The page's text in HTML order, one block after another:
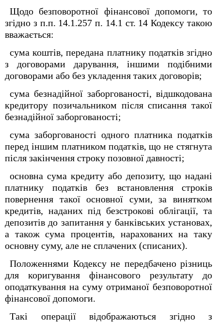
Щодо безповоротної фінансової допомоги, то
згідно з п.п. 14.1.257 п. 14.1 ст. 14 Кодексу такою
вважається:
сума коштів, передана платнику податків згідно
з договорами дарування, іншими подібними
договорами або без укладення таких договорів;
сума безнадійної заборгованості, відшкодована
кредитору позичальником після списання такої
безнадійної заборгованості;
сума заборгованості одного платника податків
перед іншим платником податків, що не стягнута
після закінчення строку позовної давності;
основна сума кредиту або депозиту, що надані
платнику податків без встановлення строків
повернення такої основної суми, за винятком
кредитів, наданих під безстрокові облігації, та
депозитів до запитання у банківських установах,
а також сума процентів, нарахованих на таку
основну суму, але не сплачених (списаних).
Положеннями Кодексу не передбачено різниць
для коригування фінансового результату до
оподаткування на суму отриманої безповоротної
фінансової допомоги.
Такі операції відображаються згідно з